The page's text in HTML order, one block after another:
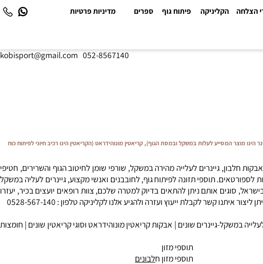
הקליניקה פיתוח גוף ספרים מדיניות פרטיות
kobisport@gmail.com |052-8567140
מוצר המסייע לעלות במשקל ובמסת הגוף), קריאטין מונוהידראט (הקריאטין הינו רכיב חיוני לפיתוח כוח
חלבון, גיינרים לעלייה מהירה במשקל, שורפי שומן לחיטוב הגוף והשרירים, חטיפי
תוספי תזונה לפיתוח גוף, לחובבנים ואנשי מקצוע, גיינרים לעליה במשקל
סוגים אותם ניתן להתאים בדיוק למטרה שלכם, צוות רופאים יועצים בכיר, יעזרו
לקבלת ייעוץ ועזרה ולהגיע אלנו לקליניקה טלפון : 0528-567-140
במשקל אבקות קריאטין מונוהידראט וסוגי קריאטין שונים |
תוספי מזון